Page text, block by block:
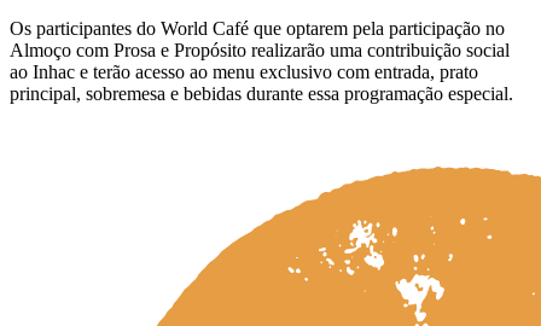
Os participantes do World Café que optarem pela participação no
Almoço com Prosa e Propósito realizarão uma contribuição social
ao Inhac e terão acesso ao menu exclusivo com entrada, prato
principal, sobremesa e bebidas durante essa programação especial.